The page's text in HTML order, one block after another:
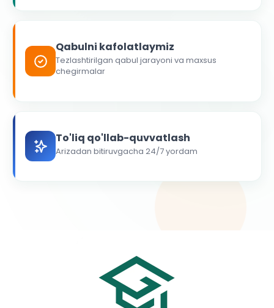
Qabulni kafolatlaymiz
Tezlashtirilgan qabul jarayoni va maxsus
chegirmalar
To'liq qo'llab-quvvatlash
Arizadan bitiruvgacha 24/7 yordam